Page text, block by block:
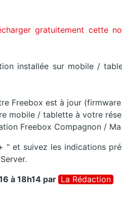
gratuitement cette
installée sur mobile /
Freebox est à jour
mobile / tablette à votre
Freebox Compagnon /
" et suivez les indications
à 18h14 par La Rédaction